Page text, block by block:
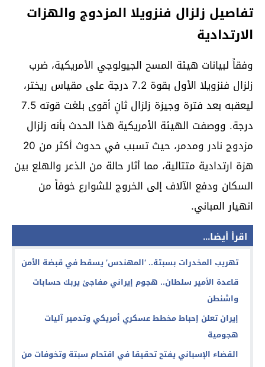
تفاصيل زلزال فنزويلا المزدوج والهزات
الارتدادية
وفقاً لبيانات هيئة المسح الجيولوجي الأمريكية، ضرب
زلزال فنزويلا الأول بقوة 7.2 درجة على مقياس ريختر،
ليعقبه بعد فترة وجيزة زلزال ثانٍ أقوى بلغت قوته 7.5
درجة. ووصفت الهيئة الأمريكية هذا الحدث بأنه زلزال
مزدوج نادر ومدمر، حيث تسبب في حدوث أكثر من 20
هزة ارتدادية متتالية، مما أثار حالة من الذعر والهلع بين
السكان ودفع الآلاف إلى الخروج للشوارع خوفاً من
انهيار المباني.
اقرأ أيضا...
تهريب المخدرات بسبتة.. ‘المهندس’ يسقط في قبضة الأمن
قاعدة الأمير سلطان.. هجوم إيراني مفاجئ يربك حسابات
واشنطن
إيران تعلن إحباط مخطط عسكري أمريكي وتدمير آليات
هجومية
القضاء الإسباني يفتح تحقيقا في اقتحام سبتة وتخوفات من